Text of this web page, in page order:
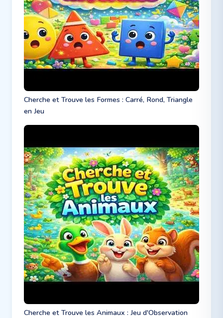
Cherche et Trouve les Formes : Carré, Rond, Triangle
en Jeu
Cherche et Trouve les Animaux : Jeu d'Observation